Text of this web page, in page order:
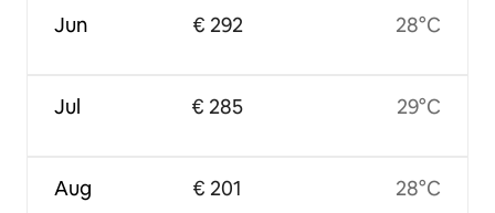
Jun
Jul
Aug
€ 292
€ 285
€ 201
28°C
29°C
28°C